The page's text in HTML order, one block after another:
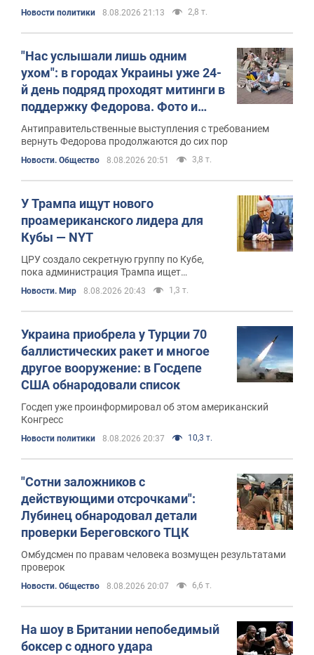
Новости политики 8.08.2026 21:13 2,8 т.
"Нас услышали лишь одним
ухом": в городах Украины уже 24-
й день подряд проходят митинги в
поддержку Федорова. Фото и
видео
Антиправительственные выступления с требованием
вернуть Федорова продолжаются до сих пор
Новости. Общество 8.08.2026 20:51 3,8 т.
У Трампа ищут нового
проамериканского лидера для
Кубы — NYT
ЦРУ создало секретную группу по Кубе,
пока администрация Трампа ищет
возможного преемника нынешнего
руководства
Новости. Мир 8.08.2026 20:43 1,3 т.
Украина приобрела у Турции 70
баллистических ракет и многое
другое вооружение: в Госдепе
США обнародовали список
Госдеп уже проинформировал об этом американский
Конгресс
Новости политики 8.08.2026 20:37 10,3 т.
"Сотни заложников с
действующими отсрочками":
Лубинец обнародовал детали
проверки Береговского ТЦК
Омбудсмен по правам человека возмущен результатами
проверок
Новости. Общество 8.08.2026 20:07 6,6 т.
На шоу в Британии непобедимый
боксер с одного удара